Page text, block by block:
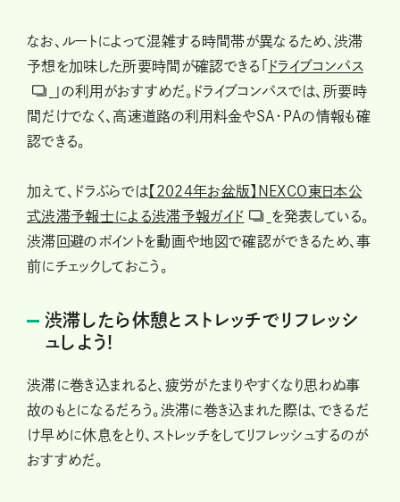
なお、ルートによって混雑する時間帯が異なるため、渋滞
予想を加味した所要時間が確認できる「
ドライブコンパス
」の利用がおすすめだ。ドライブコンパスでは、所要時
間だけでなく、高速道路の利用料金やSA・PAの情報も確
認できる。
加えて、ドラぷらでは【2024年お盆版】NEXCO東日本公
式渋滞予報士による渋滞予報ガイド
を発表している。
渋滞回避のポイントを動画や地図で確認ができるため、事
前にチェックしておこう。
渋滞したら休憩とストレッチでリフレッシ
ュしよう!
渋滞に巻き込まれると、疲労がたまりやすくなり思わぬ事
故のもとになるだろう。渋滞に巻き込まれた際は、できるだ
け早めに休息をとり、ストレッチをしてリフレッシュするのが
おすすめだ。